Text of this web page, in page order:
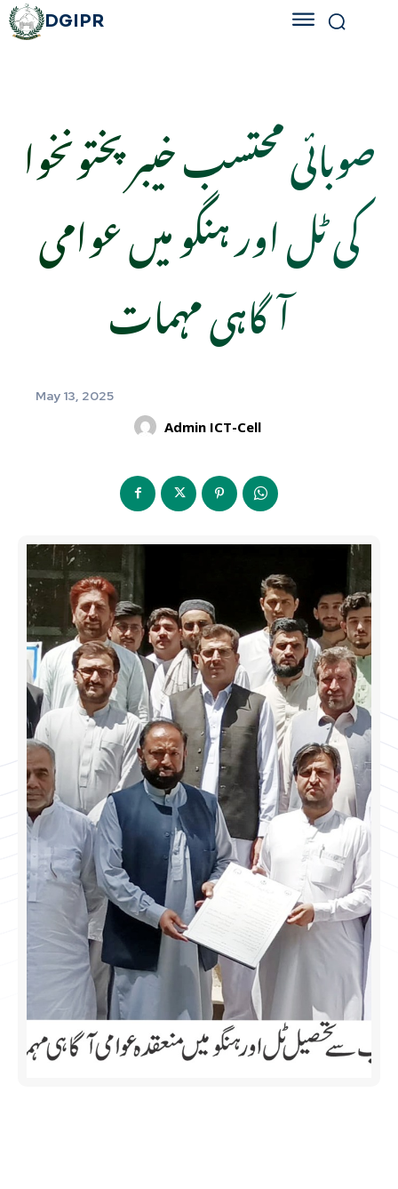
DGIPR
صوبائی محتسب خیبر پختونخوا
کی ٹل اور ہنگو میں عوامی
آگاہی مہمات
May 13, 2025
Admin ICT-Cell